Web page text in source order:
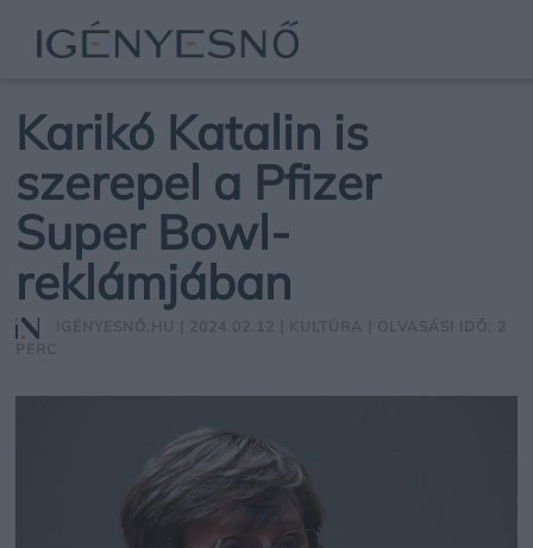
Karikó Katalin is
szerepel a Pfizer
Super Bowl-
reklámjában